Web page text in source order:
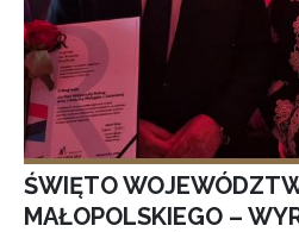
ŚWIĘTO
MAŁOPOLSKIEGO –